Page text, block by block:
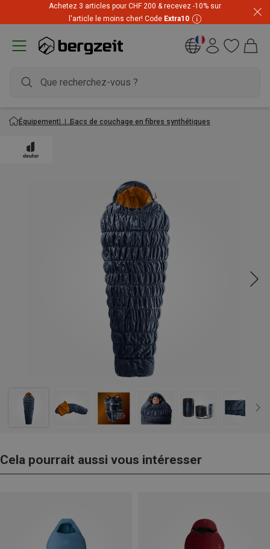
Achetez 3 articles pour CHF 200 & recevez -10% sur
l'article le moins cher! Code Extra10
Équipement Sacs de couchage en fibres synthétiques
Cela pourrait aussi vous intéresser